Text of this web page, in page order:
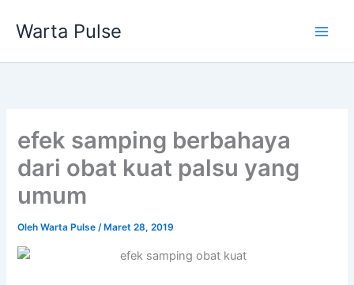
Warta Pulse
efek samping berbahaya
dari obat kuat palsu yang
umum
OlehWarta Pulse/ Maret 28, 2019